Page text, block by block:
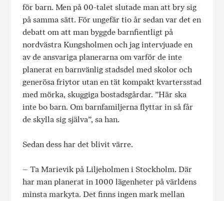
för barn. Men på 00-talet slutade man att bry sig
på samma sätt. För ungefär tio år sedan var det en
debatt om att man byggde barnfientligt på
nordvästra Kungsholmen och jag intervjuade en
av de ansvariga planerarna om varför de inte
planerat en barnvänlig stadsdel med skolor och
generösa friytor utan en tät kompakt kvartersstad
med mörka, skuggiga bostadsgårdar. ”Här ska
inte bo barn. Om barnfamiljerna flyttar in så får
de skylla sig själva”, sa han.
Sedan dess har det blivit värre.
– Ta Marievik på Liljeholmen i Stockholm. Där
har man planerat in 1000 lägenheter på världens
minsta markyta. Det finns ingen mark mellan